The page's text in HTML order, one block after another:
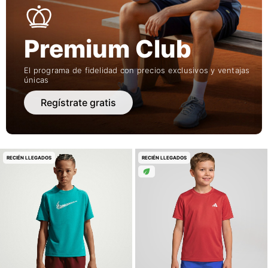
Premium Club
El programa de fidelidad con precios exclusivos y ventajas
únicas
Regístrate gratis
RECIÉN LLEGADOS RECIÉN LLEGADOS